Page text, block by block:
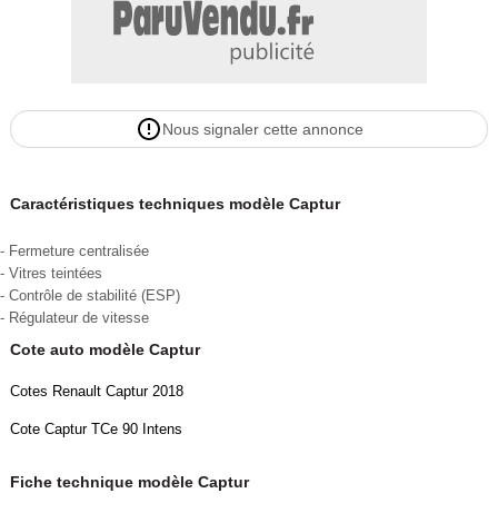
Nous signaler cette annonce
Caractéristiques techniques modèle Captur
- Fermeture centralisée
- Vitres teintées
- Contrôle de stabilité (ESP)
- Régulateur de vitesse
Cote auto modèle Captur
Cotes Renault Captur 2018
Cote Captur TCe 90 Intens
Fiche technique modèle Captur